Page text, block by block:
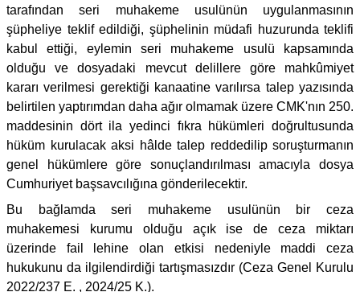
tarafından seri muhakeme usulünün uygulanmasının
şüpheliye teklif edildiği, şüphelinin müdafi huzurunda teklifi
kabul ettiği, eylemin seri muhakeme usulü kapsamında
olduğu ve dosyadaki mevcut delillere göre mahkûmiyet
kararı verilmesi gerektiği kanaatine varılırsa talep yazısında
belirtilen yaptırımdan daha ağır olmamak üzere CMK'nın 250.
maddesinin dört ila yedinci fıkra hükümleri doğrultusunda
hüküm kurulacak aksi hâlde talep reddedilip soruşturmanın
genel hükümlere göre sonuçlandırılması amacıyla dosya
Cumhuriyet başsavcılığına gönderilecektir.
Bu bağlamda seri muhakeme usulünün bir ceza
muhakemesi kurumu olduğu açık ise de ceza miktarı
üzerinde fail lehine olan etkisi nedeniyle maddi ceza
hukukunu da ilgilendirdiği tartışmasızdır (Ceza Genel Kurulu
2022/237 E. , 2024/25 K.).